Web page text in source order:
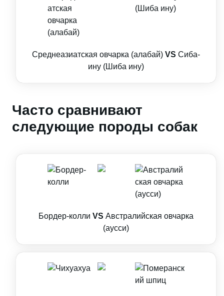
Среднеазиатская овчарка (алабай) VS Сиба-
ину (Шиба ину)
Часто сравнивают
следующие породы собак
Бордер-колли VS Австралийская овчарка
(аусси)